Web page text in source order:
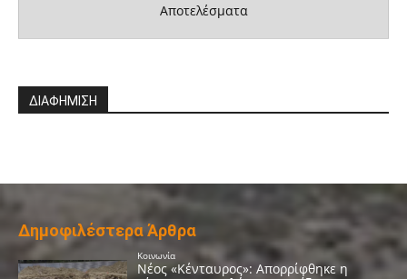
Αποτελέσματα
ΔΙΑΦΗΜΙΣΗ
Δημοφιλέστερα Άρθρα